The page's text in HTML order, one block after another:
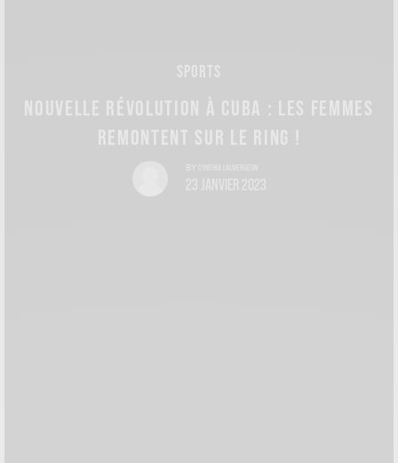
SPORTS
NOUVELLE RÉVOLUTION À CUBA : LES FEMMES
REMONTENT SUR LE RING !
BY
23 JANVIER 2023